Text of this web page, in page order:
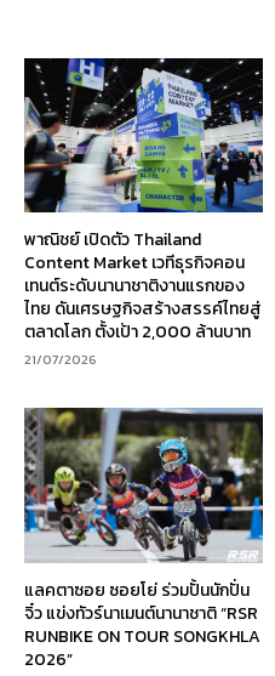
พาณิชย์ เปิดตัว Thailand
Content Market เวทีธุรกิจคอน
เทนต์ระดับนานาชาติงานแรกของ
ไทย ดันเศรษฐกิจสร้างสรรค์ไทยสู่
ตลาดโลก ตั้งเป้า 2,000 ล้านบาท
21/07/2026
แลคตาซอย ซอยโย่ ร่วมปั้นนักปั่น
จิ๋ว แข่งทัวร์นาเมนต์นานาชาติ “RSR
RUNBIKE ON TOUR SONGKHLA
2026”